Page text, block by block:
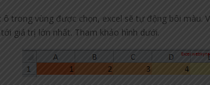
trong vùng được chọn, excel sẽ tự động bôi màu.
giá trị lớn nhất. Tham khảo hình dưới.